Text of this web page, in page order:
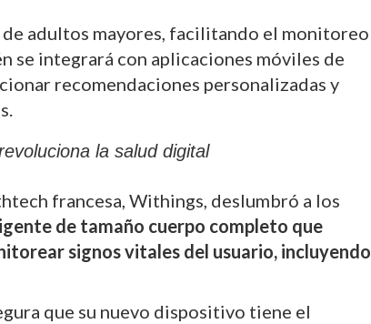
adultos mayores, facilitando el monitoreo
se integrará con aplicaciones móviles de
recomendaciones personalizadas y
la salud digital
francesa, Withings, deslumbró a los
de tamaño cuerpo completo que
signos vitales del usuario, incluyendo
que su nuevo dispositivo tiene el